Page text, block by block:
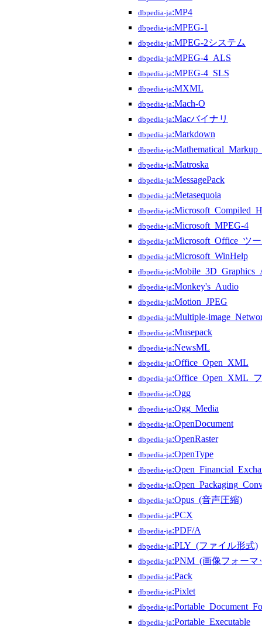
dbpedia-ja:MP4
dbpedia-ja:MPEG-1
dbpedia-ja:MPEG-2システム
dbpedia-ja:MPEG-4_ALS
dbpedia-ja:MPEG-4_SLS
dbpedia-ja:MXML
dbpedia-ja:Mach-O
dbpedia-ja:Macバイナリ
dbpedia-ja:Markdown
dbpedia-ja
dbpedia-ja:Matroska
dbpedia-ja:MessagePack
dbpedia-ja:Metasequoia
dbpedia-ja
dbpedia-ja:Microsoft_MPEG-4
dbpedia-ja:Microsoft_Office_ツ
dbpedia-ja:Microsoft_WinHelp
dbpedia-ja
dbpedia-ja:Monkey's_Audio
dbpedia-ja:Motion_JPEG
dbpedia-ja:Multiple-
dbpedia-ja:Musepack
dbpedia-ja:NewsML
dbpedia-ja:Office_Open_XML
dbpedia-ja:Office_Open_XML_
dbpedia-ja:Ogg
dbpedia-ja:Ogg_Media
dbpedia-ja:OpenDocument
dbpedia-ja:OpenRaster
dbpedia-ja:OpenType
dbpedia-ja
dbpedia-ja
dbpedia-ja:Opus_(音声圧縮)
dbpedia-ja:PCX
dbpedia-ja:PDF/A
dbpedia-ja:PLY_(ファイル形式)
dbpedia-ja:PNM_(画像フォーマ
dbpedia-ja:Pack
dbpedia-ja:Pixlet
dbpedia-ja
dbpedia-ja:Portable_Executable